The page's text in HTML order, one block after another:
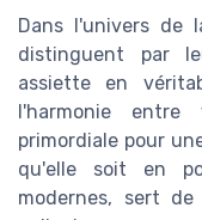
Dans l'univers de
distinguent par
assiette en
l'harmonie
primordiale pour
qu'elle soit en
modernes, sert